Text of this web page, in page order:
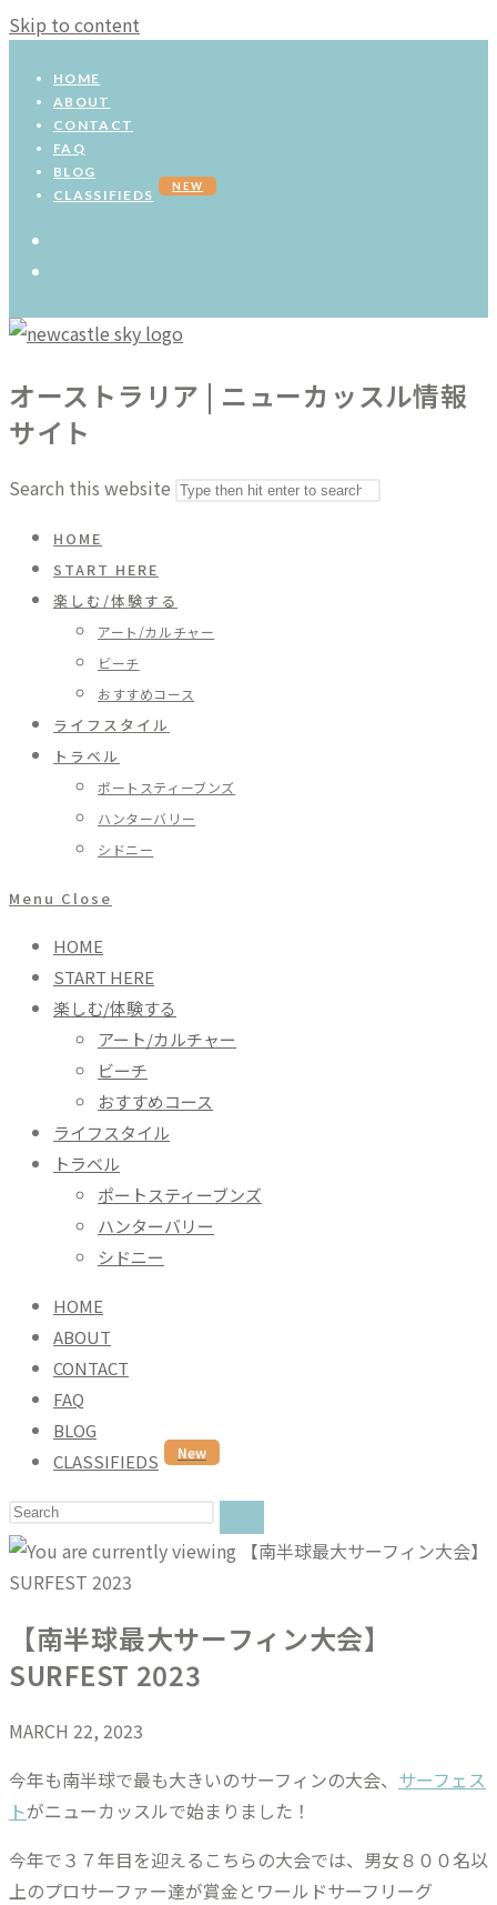
Skip to content
HOME
ABOUT
CONTACT
FAQ
BLOG
CLASSIFIEDS
NEW
オーストラリア | ニューカッスル情報
サイト
Search this website
HOME
START HERE
楽しむ/体験する
アート/カルチャー
ビーチ
おすすめコース
ライフスタイル
トラベル
ポートスティーブンズ
ハンターバリー
シドニー
Menu Close
HOME
START HERE
楽しむ/体験する
アート/カルチャー
ビーチ
おすすめコース
ライフスタイル
トラベル
ポートスティーブンズ
ハンターバリー
シドニー
HOME
ABOUT
CONTACT
FAQ
BLOG
CLASSIFIEDS
New
【南半球最大サーフィン大会】
SURFEST 2023
MARCH 22, 2023
今年も南半球で最も大きいのサーフィンの大会、 サーフェス
トがニューカッスルで始まりました！
今年で３７年目を迎えるこちらの大会では、男女８００名以
上のプロサーファー達が賞金とワールドサーフリーグ